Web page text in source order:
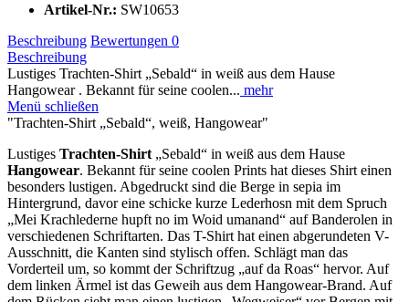
Artikel-Nr.: SW10653
Beschreibung Bewertungen 0
Beschreibung
Lustiges Trachten-Shirt „Sebald“ in weiß aus dem Hause
Hangowear . Bekannt für seine coolen... mehr
Menü schließen
"Trachten-Shirt „Sebald“, weiß, Hangowear"
Lustiges Trachten-Shirt „Sebald“ in weiß aus dem Hause
Hangowear. Bekannt für seine coolen Prints hat dieses Shirt einen
besonders lustigen. Abgedruckt sind die Berge in sepia im
Hintergrund, davor eine schicke kurze Lederhosn mit dem Spruch
„Mei Krachlederne hupft no im Woid umanand“ auf Banderolen in
verschiedenen Schriftarten. Das T-Shirt hat einen abgerundeten V-
Ausschnitt, die Kanten sind stylisch offen. Schlägt man das
Vorderteil um, so kommt der Schriftzug „auf da Roas“ hervor. Auf
dem linken Ärmel ist das Geweih aus dem Hangowear-Brand. Auf